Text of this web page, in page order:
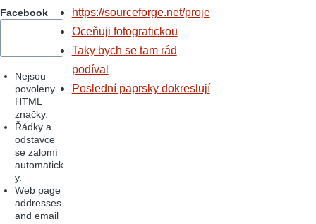
Facebook
Nejsou
povoleny
HTML
značky.
Řádky a
odstavce
se zalomí
automatick
y.
Web page
addresses
and email
https://sourceforge.net/proje
Oceňuji fotografickou
Taky bych se tam rád
podíval
Poslední paprsky dokreslují